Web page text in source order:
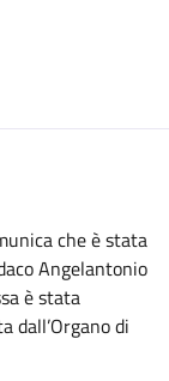
che è stata
Angelantonio
è stata
dall’Organo di